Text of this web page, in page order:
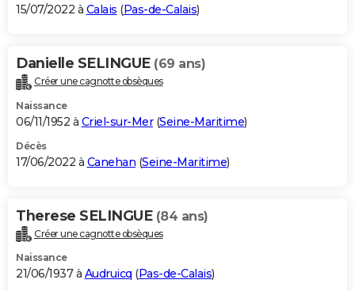
15/07/2022 à Calais (Pas-de-Calais)
Danielle SELINGUE (69 ans)
Créer une cagnotte obsèques
Naissance
06/11/1952 à Criel-sur-Mer(Seine-Maritime)
Décès
17/06/2022 à Canehan (Seine-Maritime)
Therese SELINGUE (84 ans)
Créer une cagnotte obsèques
Naissance
21/06/1937 à Audruicq (Pas-de-Calais)